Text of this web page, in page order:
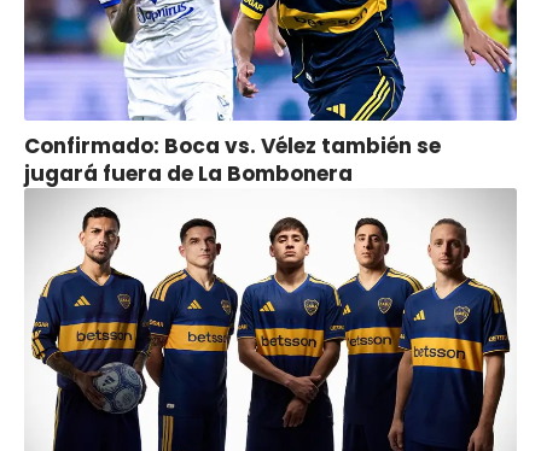
Confirmado: Boca vs. Vélez también se
jugará fuera de La Bombonera